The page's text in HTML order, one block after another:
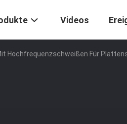
Videos
Hochfrequenzschweißen Für